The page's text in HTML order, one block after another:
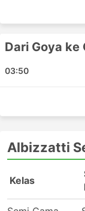
Dari Goya ke
03:50
Albizzatti
Kelas